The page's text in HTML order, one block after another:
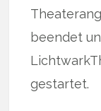
beendet
gestartet.